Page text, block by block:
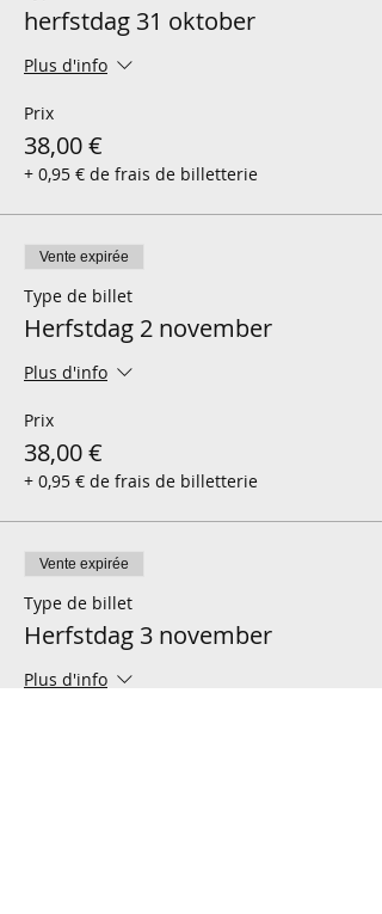
liedjes van Jan de Sleutelman en kijken
samen een film met onze zelfgemaakte
popcorn.
* speelkleren en schoeisel aangepast aan
de weersomstandigheden;
* drinkbus;
* veel energie en goesting om te spelen
Het enthousiaste Roosendaelteam
PS: we bezorgen u na het kamp een
fiscaal attest dat u kan inbrengen in de
personenbelasting
herfstdag 31 oktober
Plus d'info
Prix
38,00 €
+ 0,95 € de frais de billetterie
Vente expirée
Type de billet
Herfstdag 2 november
Plus d'info
Prix
38,00 €
+ 0,95 € de frais de billetterie
Vente expirée
Type de billet
Herfstdag 3 november
Plus d'info